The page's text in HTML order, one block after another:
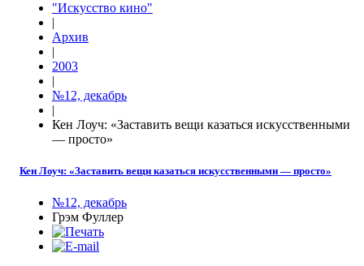
"Искусство кино"
|
Архив
|
2003
|
№12, декабрь
|
Кен Лоуч: «Заставить вещи казаться искусственными
— просто»
Кен Лоуч: «Заставить вещи казаться искусственными — просто»
№12, декабрь
Грэм Фуллер